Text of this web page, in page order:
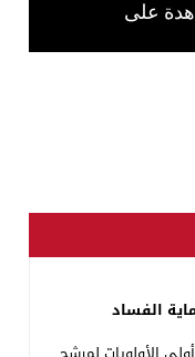
الفساد